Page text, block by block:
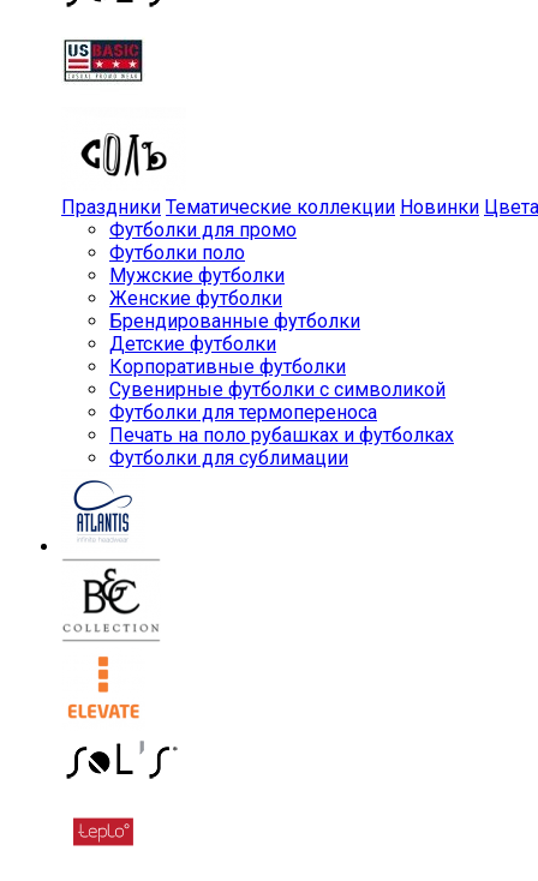
Праздники Тематические коллекции Новинки Цвета
Футболки для промо
Футболки поло
Мужские футболки
Женские футболки
Брендированные футболки
Детские футболки
Корпоративные футболки
Сувенирные футболки с символикой
Футболки для термопереноса
Печать на поло рубашках и футболках
Футболки для сублимации